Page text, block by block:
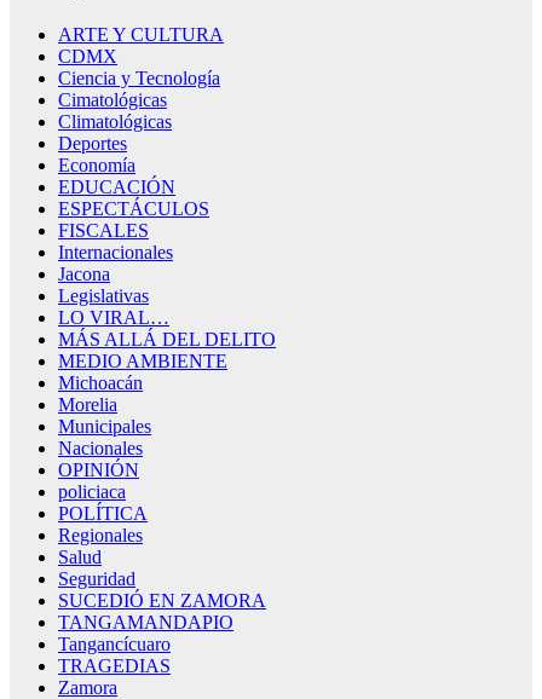
ARTE Y CULTURA
CDMX
Ciencia y Tecnología
Cimatológicas
Climatológicas
Deportes
Economía
EDUCACIÓN
ESPECTÁCULOS
FISCALES
Internacionales
Jacona
Legislativas
LO VIRAL…
MÁS ALLÁ DEL DELITO
MEDIO AMBIENTE
Michoacán
Morelia
Municipales
Nacionales
OPINIÓN
policiaca
POLÍTICA
Regionales
Salud
Seguridad
SUCEDIÓ EN ZAMORA
TANGAMANDAPIO
Tangancícuaro
TRAGEDIAS
Zamora